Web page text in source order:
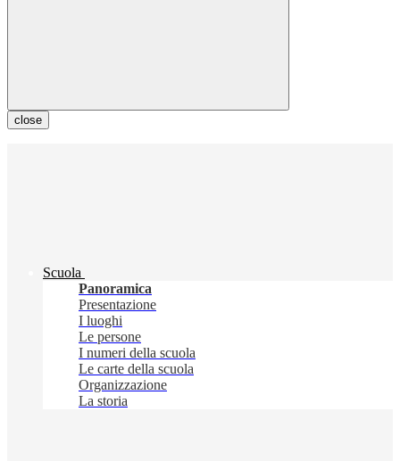
close
Scuola
Panoramica
Presentazione
I luoghi
Le persone
I numeri della scuola
Le carte della scuola
Organizzazione
La storia